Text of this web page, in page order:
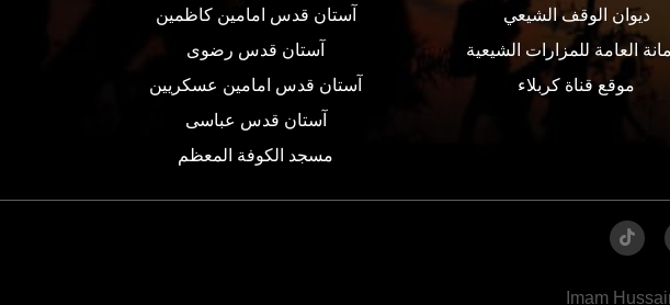
ديوان الوقف الشيعي
العامة للمزارات الشيعية
موقع قناة كربلاء
آستان قدس امامین کاظمین
آستان قدس رضوی
آستان قدس امامین عسکریین
آستان قدس عباسی
مسجد الكوفة المعظم
Imam